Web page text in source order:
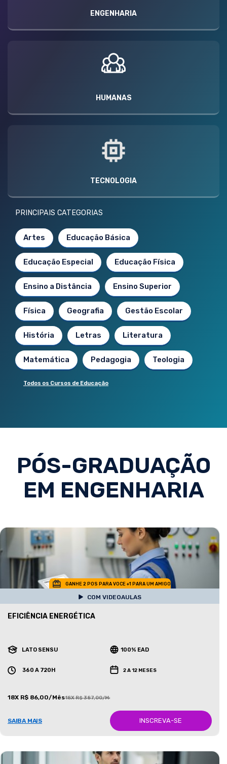
ENGENHARIA
HUMANAS
TECNOLOGIA
PRINCIPAIS CATEGORIAS
Artes Educação Básica
Educação Especial Educação Física
Ensino a Distância Ensino Superior
Física Geografia Gestão Escolar
História Letras Literatura
Matemática Pedagogia Teologia
Todos os Cursos de Educação
PÓS-GRADUAÇÃO
EM ENGENHARIA
GANHE 2 POS PARA VOCE +1 PARA UM AMIGO
COM VIDEOAULAS
EFICIÊNCIA ENERGÉTICA
LATO SENSU 100% EAD
360 A 720H 2 A 12 MESES
18X R$ 86,00/Mês18X R$ 387,00/Mês
SAIBA MAIS INSCREVA-SE